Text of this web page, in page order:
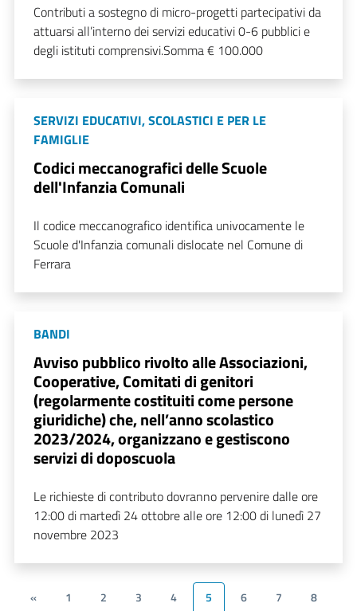
Contributi a sostegno di micro-progetti partecipativi da
attuarsi all’interno dei servizi educativi 0-6 pubblici e
degli istituti comprensivi.Somma € 100.000
SERVIZI EDUCATIVI, SCOLASTICI E PER LE
FAMIGLIE
Codici meccanografici delle Scuole
dell'Infanzia Comunali
Il codice meccanografico identifica univocamente le
Scuole d'Infanzia comunali dislocate nel Comune di
Ferrara
BANDI
Avviso pubblico rivolto alle Associazioni,
Cooperative, Comitati di genitori
(regolarmente costituiti come persone
giuridiche) che, nell’anno scolastico
2023/2024, organizzano e gestiscono
servizi di doposcuola
Le richieste di contributo dovranno pervenire dalle ore
12:00 di martedì 24 ottobre alle ore 12:00 di lunedì 27
novembre 2023
« 1 2 3 4 5 6 7
8